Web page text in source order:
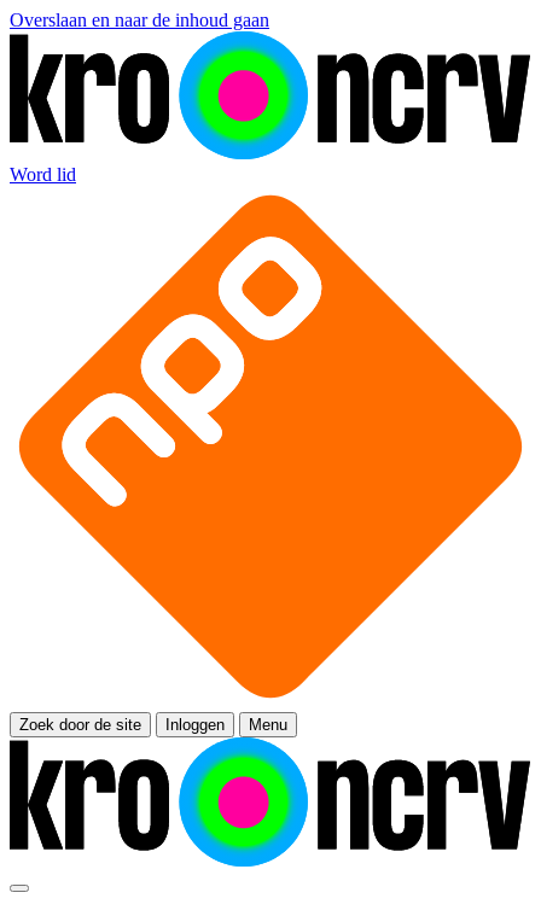
Overslaan en naar de inhoud gaan
Word lid
Zoek door de site Inloggen Menu